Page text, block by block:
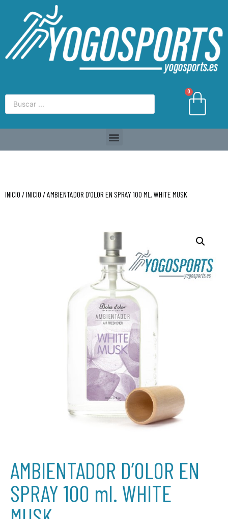
0
INICIO /INICIO / AMBIENTADOR D’OLOR EN SPRAY 100 ML. WHITE MUSK
AMBIENTADOR D’OLOR EN
SPRAY 100 ml. WHITE